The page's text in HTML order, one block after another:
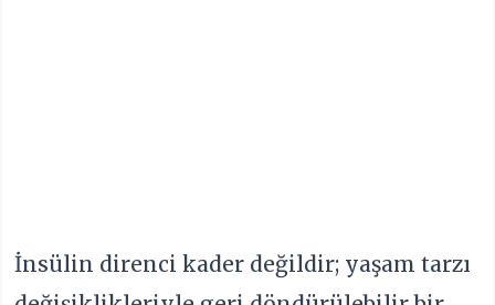
İnsülin direnci kader değildir; yaşam tarzı